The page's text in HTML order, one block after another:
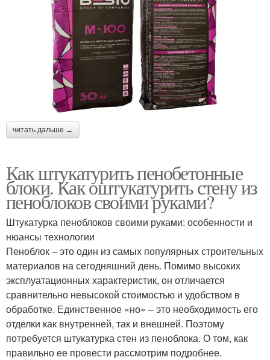
читать дальше →
Как штукатурить пенобетонные
блоки. Как оштукатурить стену из
пеноблоков своими руками?
Штукатурка пеноблоков своими руками: особенности и
нюансы технологии
Пеноблок – это один из самых популярных строительных
материалов на сегодняшний день. Помимо высоких
эксплуатационных характеристик, он отличается
сравнительно невысокой стоимостью и удобством в
обработке. Единственное «но» – это необходимость его
отделки как внутренней, так и внешней. Поэтому
потребуется штукатурка стен из пеноблока. О том, как
правильно ее провести рассмотрим подробнее.